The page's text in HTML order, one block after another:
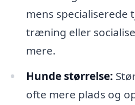
mens specialiserede
træning eller
mere.
Hunde størrelse:
ofte mere plads og